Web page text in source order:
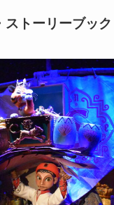
ストーリーブッ